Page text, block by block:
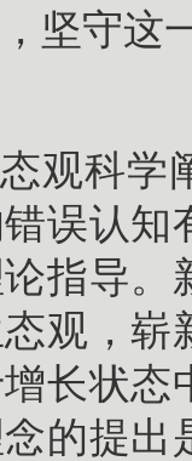
坚守这
观科学
误认
指导
观，
长状
的提